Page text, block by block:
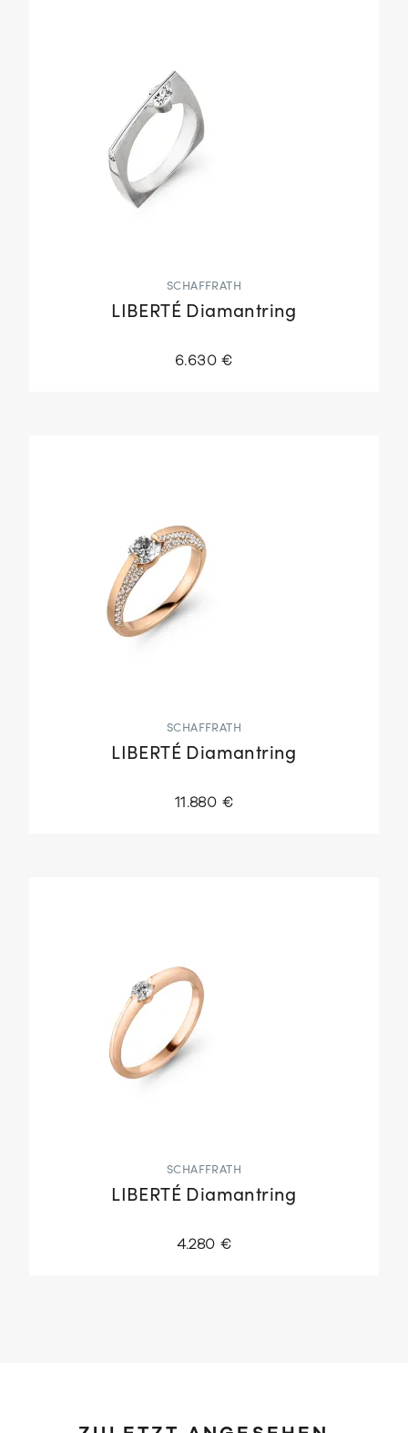
SCHAFFRATH
LIBERTÉ Diamantring
6.630 €
SCHAFFRATH
LIBERTÉ Diamantring
11.880 €
SCHAFFRATH
LIBERTÉ Diamantring
4.280 €